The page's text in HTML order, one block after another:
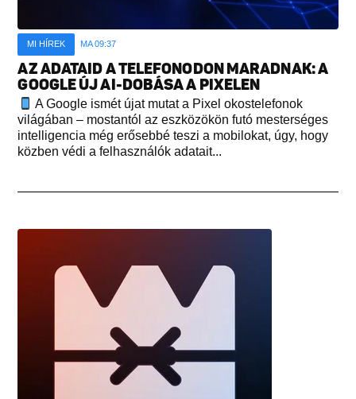
MI HÍREK MA 09:37
AZ ADATAID A TELEFONODON MARADNAK: A
GOOGLE ÚJ AI-DOBÁSA A PIXELEN
A Google ismét újat mutat a Pixel okostelefonok
világában – mostantól az eszközökön futó mesterséges
intelligencia még erősebbé teszi a mobilokat, úgy, hogy
közben védi a felhasználók adatait...